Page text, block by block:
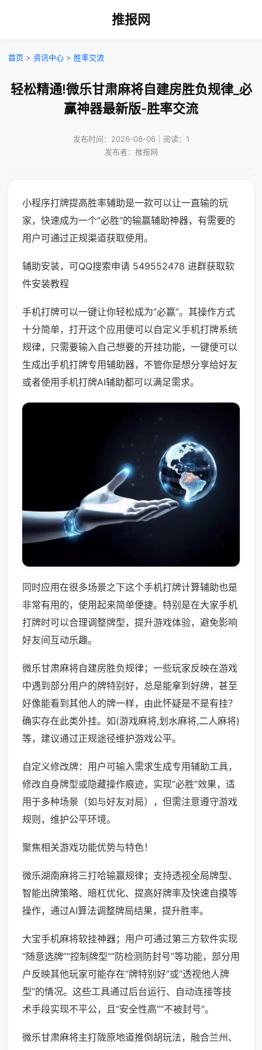
推报网
首页 > 资讯中心 > 胜率交流
轻松精通!微乐甘肃麻将自建房胜负规律_必
赢神器最新版-胜率交流
发布时间：2026-08-06｜阅读：1
发布者：推报网
小程序打牌提高胜率辅助是一款可以让一直输的玩
家，快速成为一个“必胜”的输赢辅助神器，有需要的
用户可通过正规渠道获取使用。
辅助安装，可QQ搜索申请 549552478 进群获取软
件安装教程
手机打牌可以一键让你轻松成为“必赢”。其操作方式
十分简单，打开这个应用便可以自定义手机打牌系统
规律，只需要输入自己想要的开挂功能，一键便可以
生成出手机打牌专用辅助器，不管你是想分享给好友
或者使用手机打牌AI辅助都可以满足需求。
同时应用在很多场景之下这个手机打牌计算辅助也是
非常有用的，使用起来简单便捷。特别是在大家手机
打牌时可以合理调整牌型，提升游戏体验，避免影响
好友间互动乐趣。
微乐甘肃麻将自建房胜负规律；一些玩家反映在游戏
中遇到部分用户的牌特别好，总是能拿到好牌，甚至
好像能看到其他人的牌一样，由此怀疑是不是有挂？
确实存在此类外挂。如(游戏麻将,划水麻将,二人麻将)
等，建议通过正规途径维护游戏公平。
自定义修改牌：用户可输入需求生成专用辅助工具，
修改自身牌型或隐藏操作痕迹，实现“必胜”效果，适
用于多种场景（如与好友对局），但需注意遵守游戏
规则，维护公平环境。
聚焦相关游戏功能优势与特色！
微乐湖南麻将三打哈输赢规律；支持透视全局牌型、
智能出牌策略、暗杠优化、提高好牌率及快速自摸等
操作，通过AI算法调整牌局结果，提升胜率。
大宝手机麻将软挂神器；用户可通过第三方软件实现
“随意选牌”“控制牌型”“防检测防封号”等功能，部分用
户反映其他玩家可能存在“牌特别好”或“透视他人牌
型”的情况。这些工具通过后台运行、自动连接等技
术手段实现不平公，且“安全性高”“不被封号”。
微乐甘肃麻将主打陇原地道推倒胡玩法，融合兰州、